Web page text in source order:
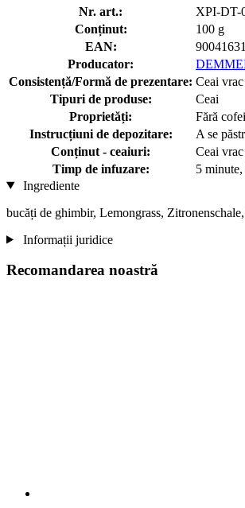
Nr. art.:
XPI-DT-
Conținut:
100 g
EAN:
Producator:
Consistență/Formă de prezentare: Ceai vrac
Tipuri de produse:
Ceai
Proprietăți:
Fără
Instrucțiuni de depozitare:
A se
Conținut - ceaiuri:
Ceai vrac
Timp de infuzare:
5
Ingrediente
bucăți de ghimbir, Lemongrass,
Informații juridice
Recomandarea noastră